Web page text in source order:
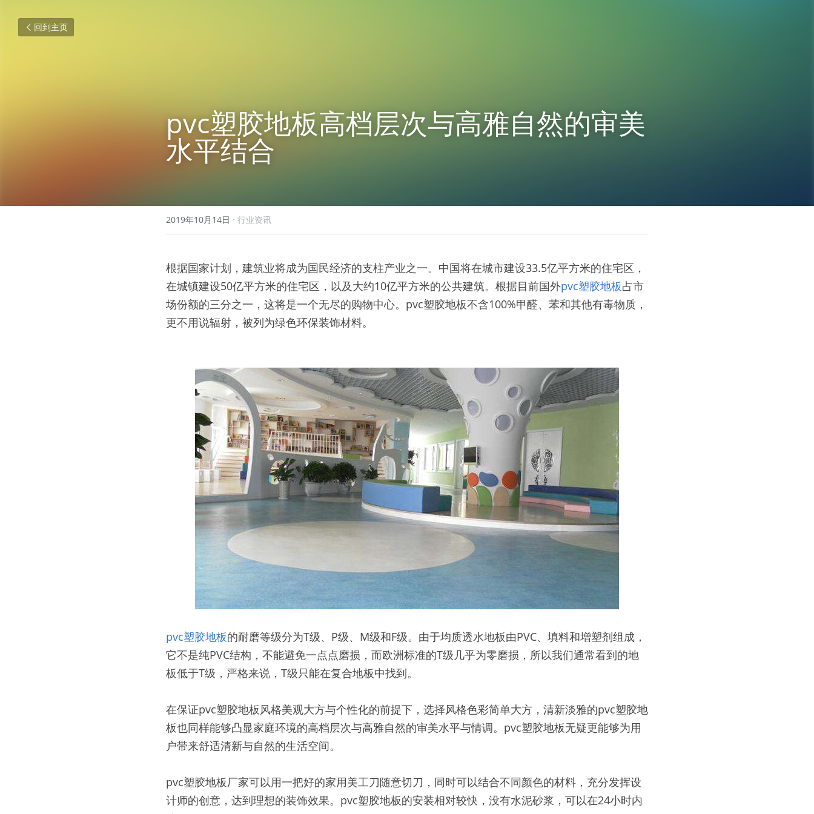
回到主页
pvc塑胶地板高档层次与高雅自然的审美
水平结合
2019年10月14日 · 行业资讯
根据国家计划，建筑业将成为国民经济的支柱产业之一。中国将在城市建设33.5亿平方米的住宅区，
在城镇建设50亿平方米的住宅区，以及大约10亿平方米的公共建筑。根据目前国外pvc塑胶地板占市
场份额的三分之一，这将是一个无尽的购物中心。pvc塑胶地板不含100%甲醛、苯和其他有毒物质，
更不用说辐射，被列为绿色环保装饰材料。
pvc塑胶地板的耐磨等级分为T级、P级、M级和F级。由于均质透水地板由PVC、填料和增塑剂组成，
它不是纯PVC结构，不能避免一点点磨损，而欧洲标准的T级几乎为零磨损，所以我们通常看到的地
板低于T级，严格来说，T级只能在复合地板中找到。
在保证pvc塑胶地板风格美观大方与个性化的前提下，选择风格色彩简单大方，清新淡雅的pvc塑胶地
板也同样能够凸显家庭环境的高档层次与高雅自然的审美水平与情调。pvc塑胶地板无疑更能够为用
户带来舒适清新与自然的生活空间。
pvc塑胶地板厂家可以用一把好的家用美工刀随意切刀，同时可以结合不同颜色的材料，充分发挥设
计师的创意，达到理想的装饰效果。pvc塑胶地板的安装相对较快，没有水泥砂浆，可以在24小时内